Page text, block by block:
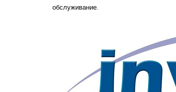
обслуживание.